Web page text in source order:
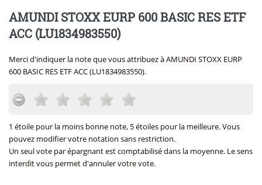
AMUNDI STOXX EURP 600 BASIC RES ETF
ACC (LU1834983550)
Merci d'indiquer la note que vous attribuez à AMUNDI STOXX EURP
600 BASIC RES ETF ACC (LU1834983550).
1 étoile pour la moins bonne note, 5 étoiles pour la meilleure. Vous
pouvez modifier votre notation sans restriction.
Un seul vote par épargnant est comptabilisé dans la moyenne. Le sens
interdit vous permet d'annuler votre vote.